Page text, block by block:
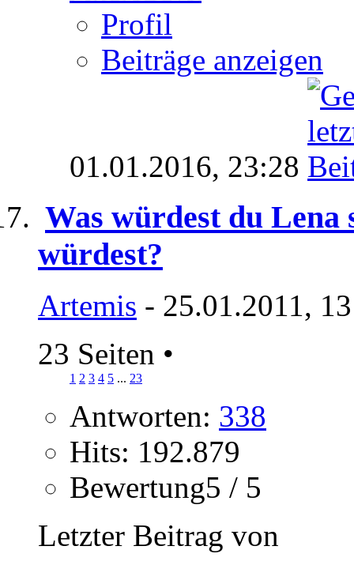
Profil
Beiträge anzeigen
01.01.2016, 23:28
Was würdest du Lena
würdest?
Artemis - 25.01.2011,
23 Seiten •
1 2 3 4 5 ... 23
Antworten: 338
Hits: 192.879
Bewertung5 / 5
Letzter Beitrag von